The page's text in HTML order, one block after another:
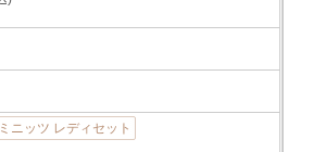
ニッツ レディセット